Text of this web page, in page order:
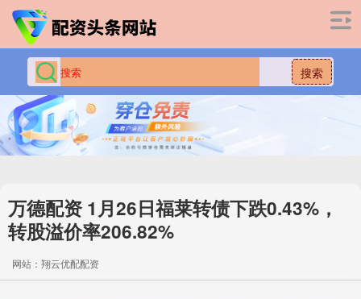
搜索
万德配资 1月26日福莱转债下跌0.43%，
转股溢价率206.82%
网站：翔云优配配资